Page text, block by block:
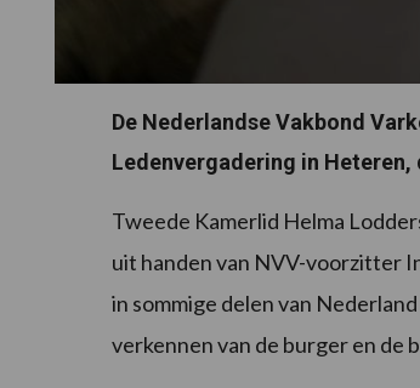
De Nederlandse Vakbond
Ledenvergadering in Heteren,
Tweede Kamerlid Helma
uit handen van NVV-voorzitter
in sommige delen van
verkennen van de burger en de